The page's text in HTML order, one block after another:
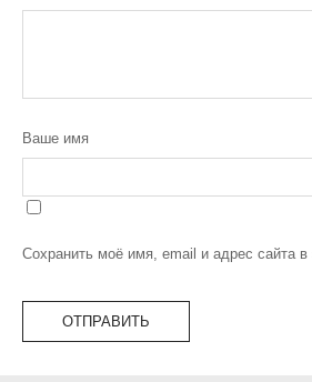
Ваше имя
Сохранить моё имя, email и адрес сайта